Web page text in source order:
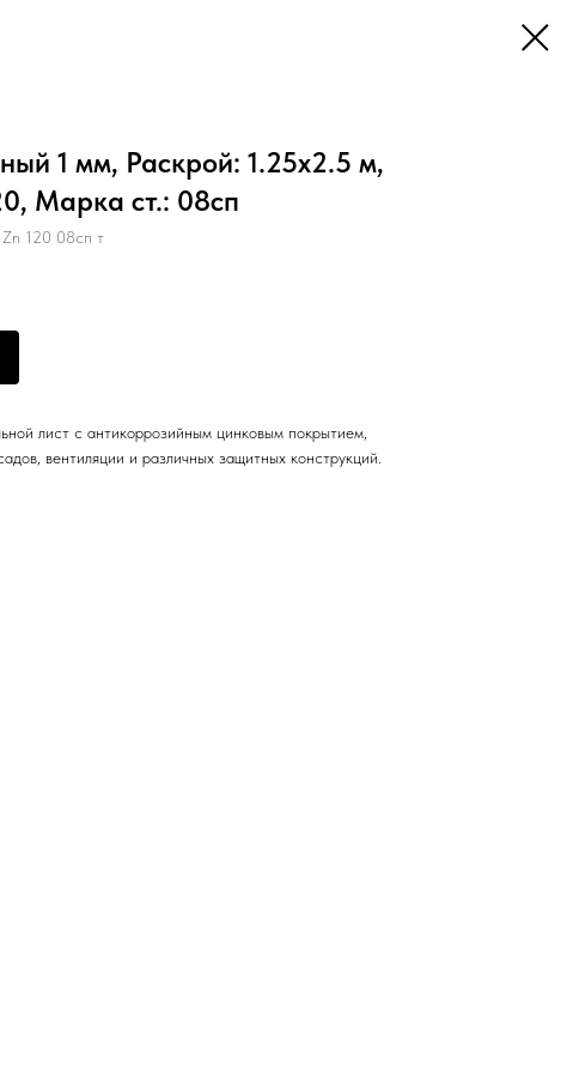
1 мм, Раскрой: 1.25х2.5 м,
Марка ст.: 08сп
120 08сп т
лист с антикоррозийным цинковым покрытием,
вентиляции и различных защитных конструкций.